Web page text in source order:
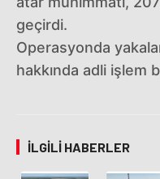
geçirdi.
Operasyonda
hakkında adli işlem
İLGILI HABERLER